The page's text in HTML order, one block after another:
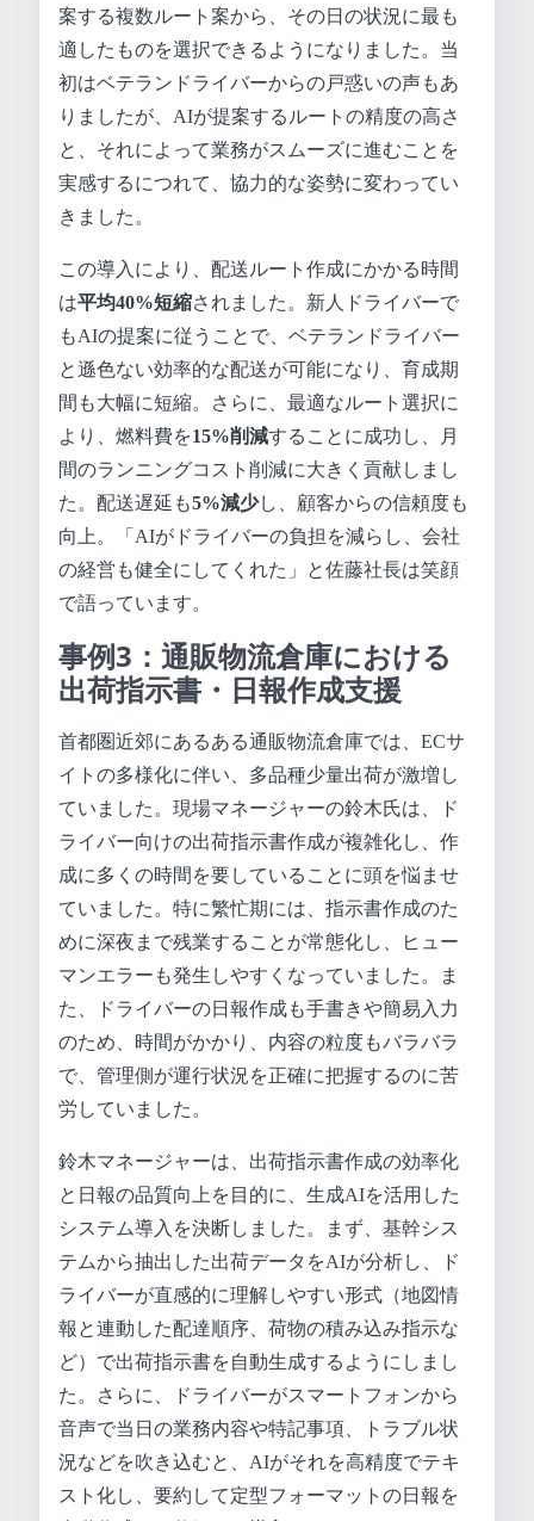
案する複数ルート案から、その日の状況に最も
適したものを選択できるようになりました。当
初はベテランドライバーからの戸惑いの声もあ
りましたが、AIが提案するルートの精度の高さ
と、それによって業務がスムーズに進むことを
実感するにつれて、協力的な姿勢に変わってい
きました。
この導入により、配送ルート作成にかかる時間
は平均40%短縮されました。新人ドライバーで
もAIの提案に従うことで、ベテランドライバー
と遜色ない効率的な配送が可能になり、育成期
間も大幅に短縮。さらに、最適なルート選択に
より、燃料費を15%削減することに成功し、月
間のランニングコスト削減に大きく貢献しまし
た。配送遅延も5%減少し、顧客からの信頼度も
向上。「AIがドライバーの負担を減らし、会社
の経営も健全にしてくれた」と佐藤社長は笑顔
で語っています。
事例3：通販物流倉庫における
出荷指示書・日報作成支援
首都圏近郊にあるある通販物流倉庫では、ECサ
イトの多様化に伴い、多品種少量出荷が激増し
ていました。現場マネージャーの鈴木氏は、ド
ライバー向けの出荷指示書作成が複雑化し、作
成に多くの時間を要していることに頭を悩ませ
ていました。特に繁忙期には、指示書作成のた
めに深夜まで残業することが常態化し、ヒュー
マンエラーも発生しやすくなっていました。ま
た、ドライバーの日報作成も手書きや簡易入力
のため、時間がかかり、内容の粒度もバラバラ
で、管理側が運行状況を正確に把握するのに苦
労していました。
鈴木マネージャーは、出荷指示書作成の効率化
と日報の品質向上を目的に、生成AIを活用した
システム導入を決断しました。まず、基幹シス
テムから抽出した出荷データをAIが分析し、ド
ライバーが直感的に理解しやすい形式（地図情
報と連動した配達順序、荷物の積み込み指示な
ど）で出荷指示書を自動生成するようにしまし
た。さらに、ドライバーがスマートフォンから
音声で当日の業務内容や特記事項、トラブル状
況などを吹き込むと、AIがそれを高精度でテキ
スト化し、要約して定型フォーマットの日報を